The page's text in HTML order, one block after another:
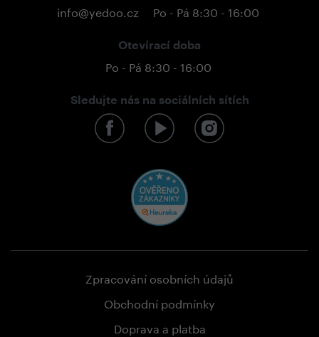
info@yedoo.cz
Po - Pá 8:30 - 16:00
Otevírací doba
Po - Pá 8:30 - 16:00
Sledujte nás na sociálních sítích
Zpracování osobních údajů
Obchodní podmínky
Doprava a platba